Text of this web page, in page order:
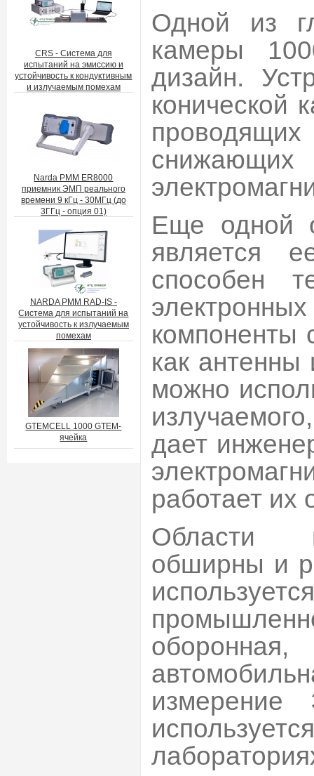
CRS - Система для
испытаний на эмиссию и
устойчивость к кондуктивным
и излучаемым помехам
Narda PMM ER8000
приемник ЭМП реального
времени 9 кГц - 30МГц (до
3ГГц - опция 01)
NARDA PMM RAD-IS -
Система для испытаний на
устойчивость к излучаемым
помехам
GTEMCELL 1000 GTEM-
ячейка
Одной из
камеры
дизайн.
конической
Еще одной
является
способен
компоненты
как
можно
дает
работает их
Области
обширны и